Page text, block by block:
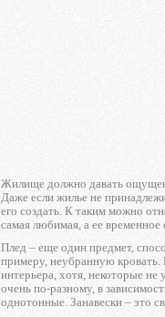
Жилище должно давать
Даже если жилье не
его создать. К таким можно
самая любимая, а ее
Плед – еще один предмет,
примеру, неубранную
интерьера, хотя, некоторые
очень по-разному, в
однотонные. Занавески – это